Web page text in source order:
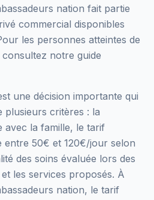
nation fait partie
commercial disponibles
les personnes atteintes de
notre guide
une décision importante qui
plusieurs critères : la
avec la famille, le tarif
entre 50€ et 120€/jour selon
des soins évaluée lors des
les services proposés. À
nation, le tarif